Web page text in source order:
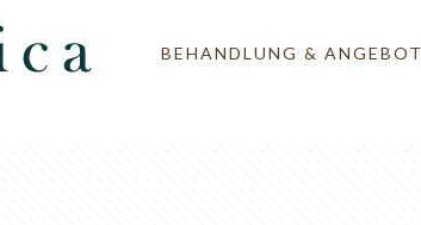
BEHANDLUNG & ANGEBOT